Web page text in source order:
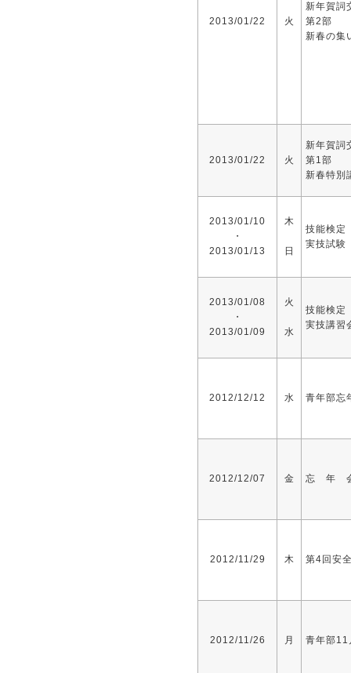
2013/01/22 火
新年賀詞
第2部
新春の集
2013/01/22 火
新年賀詞
第1部
新春特別
2013/01/10
・
2013/01/13
木
日
技能検定
実技試験
2013/01/08
・
2013/01/09
火
水
技能検定
実技講習
2012/12/12 水 青年部忘
2012/12/07 金 忘 年
2012/11/29 木 第4回安
2012/11/26 月 青年部11